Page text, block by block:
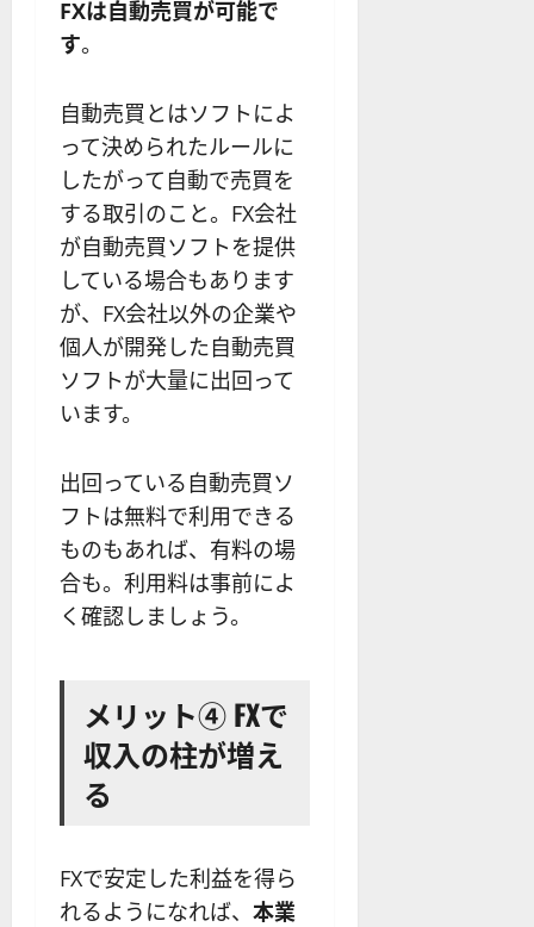
FXは自動売買が可能で
す。
自動売買とはソフトによ
って決められたルールに
したがって自動で売買を
する取引のこと。FX会社
が自動売買ソフトを提供
している場合もあります
が、FX会社以外の企業や
個人が開発した自動売買
ソフトが大量に出回って
います。
出回っている自動売買ソ
フトは無料で利用できる
ものもあれば、有料の場
合も。利用料は事前によ
く確認しましょう。
メリット④ FXで
収入の柱が増え
る
FXで安定した利益を得ら
れるようになれば、 本業